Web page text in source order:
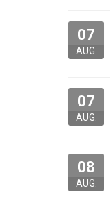
07
AUG.
07
AUG.
08
AUG.